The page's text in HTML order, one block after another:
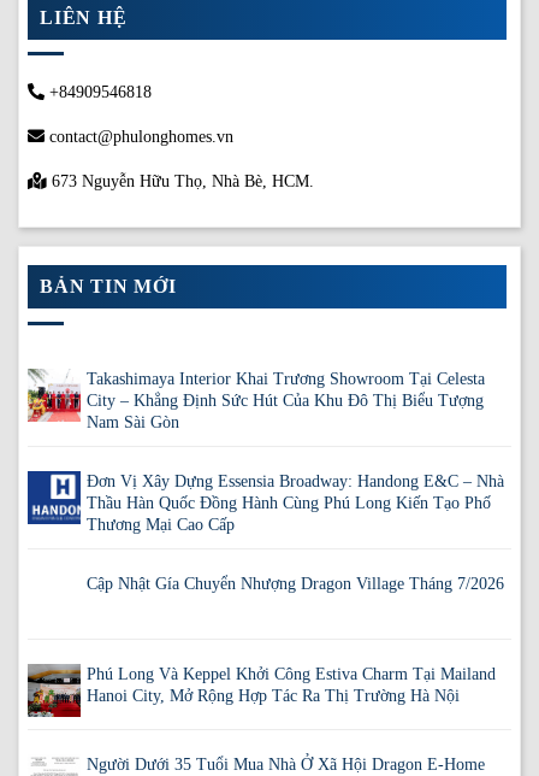
LIÊN HỆ
+84909546818
contact@phulonghomes.vn
673 Nguyễn Hữu Thọ, Nhà Bè, HCM.
BẢN TIN MỚI
Takashimaya Interior Khai Trương Showroom Tại Celesta
City – Khẳng Định Sức Hút Của Khu Đô Thị Biểu Tượng
Nam Sài Gòn
Đơn Vị Xây Dựng Essensia Broadway: Handong E&C – Nhà
Thầu Hàn Quốc Đồng Hành Cùng Phú Long Kiến Tạo Phố
Thương Mại Cao Cấp
Cập Nhật Gía Chuyển Nhượng Dragon Village Tháng 7/2026
Phú Long Và Keppel Khởi Công Estiva Charm Tại Mailand
Hanoi City, Mở Rộng Hợp Tác Ra Thị Trường Hà Nội
Người Dưới 35 Tuổi Mua Nhà Ở Xã Hội Dragon E-Home